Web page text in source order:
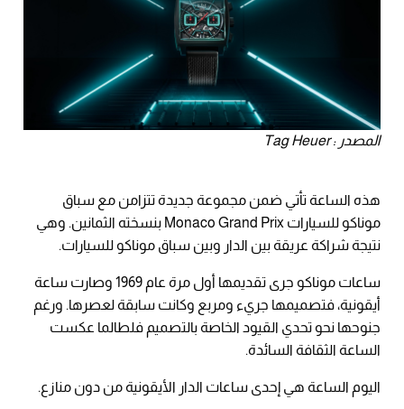
المصدر : Tag Heuer
هذه الساعة تأتي ضمن مجموعة جديدة تتزامن مع سباق
موناكو للسيارات Monaco Grand Prix بنسخته الثمانين. وهي
نتيجة شراكة عريقة بين الدار وبين سباق موناكو للسيارات.
ساعات موناكو جرى تقديمها أول مرة عام 1969 وصارت ساعة
أيقونية، فتصميمها جريء ومربع وكانت سابقة لعصرها. ورغم
جنوحها نحو تحدي القيود الخاصة بالتصميم فلطالما عكست
الساعة الثقافة السائدة.
اليوم الساعة هي إحدى ساعات الدار الأيقونية من دون منازع.